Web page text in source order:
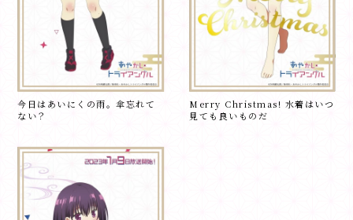
今日はあいにくの雨。傘忘れて
ない？
Merry Christmas! 水着はいつ
見ても良いものだ